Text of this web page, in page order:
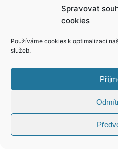
Spravovat
cookies
Používáme cookies k optimalizaci
služeb.
Petr Vacek se změnil na pikolíka, rodina Hrušínských na cukráře!
Copyright © 2026